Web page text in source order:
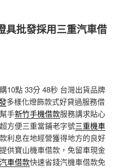
具批發採用三重汽車借
10點 33分 48秒 台灣出貨品牌
多樣化燈飾款式好貸過服務借
手新竹手機借款服務講求貼心
方便三重當鋪老字號三重機車
利息在地經營獲得地方的良好
供寶山機車借款，免留車現金
車借款快速省錢汽機車借款免